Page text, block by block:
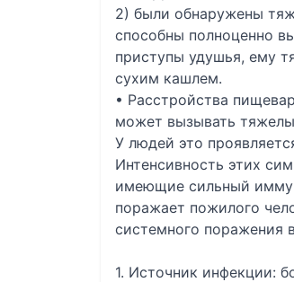
2) были обнаружены
способны полноценно
приступы удушья, ему
сухим кашлем.
• Расстройства
может вызывать
У людей это
Интенсивность этих
имеющие сильный
поражает пожилого
системного поражения
1. Источник инфекции: